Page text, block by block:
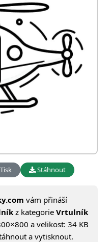
Stáhnout
vám přináší
z kategorie Vrtulník
a velikost: 34 KB
a vytisknout.